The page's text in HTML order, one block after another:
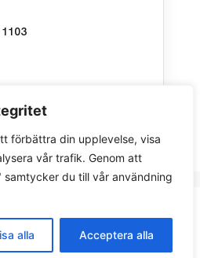
förbättra din upplevelse, visa
vår trafik. Genom att
du till vår användning
alla Acceptera alla
Sök bostad.